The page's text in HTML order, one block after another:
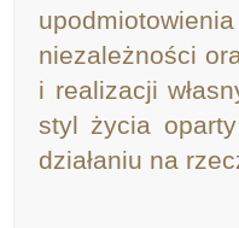
niezależności
i realizacji
styl życia
działaniu na